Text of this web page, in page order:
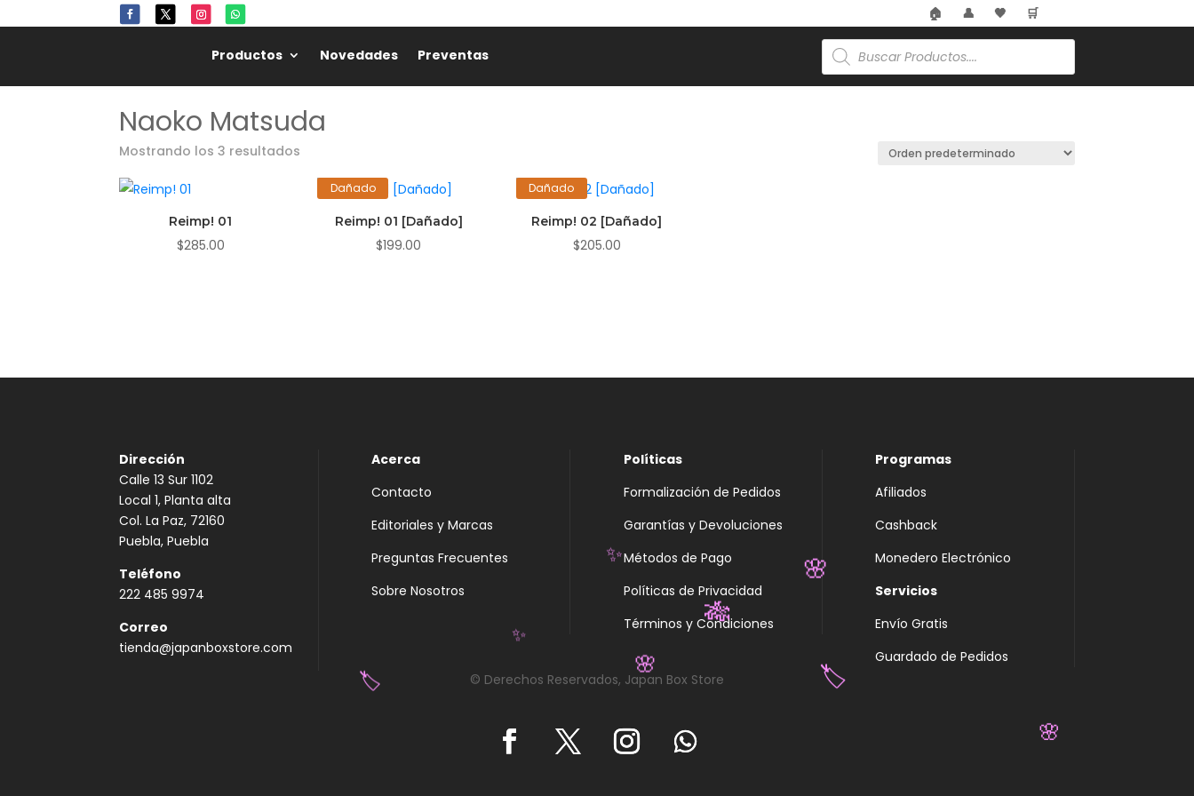
🏠 👤 🖤 🛒
Productos Novedades Preventas
Búsqueda
de
productos
Naoko Matsuda
Mostrando los 3 resultados
Reimp! 01
$285.00
Dañado
Reimp! 01 [Dañado]
$199.00
Dañado
Reimp! 02 [Dañado]
$205.00
Dirección
Calle 13 Sur 1102
Local 1, Planta alta
Col. La Paz, 72160
Puebla, Puebla
Teléfono
222 485 9974
Correo
tienda@japanboxstore.com
Acerca
Contacto
Editoriales y Marcas
Preguntas Frecuentes
Sobre Nosotros
Políticas
Formalización de Pedidos
Garantías y Devoluciones
Métodos de Pago
Políticas de Privacidad
Términos y Condiciones
Programas
Afiliados
Cashback
Monedero Electrónico
Servicios
Envío Gratis
Guardado de Pedidos
© Derechos Reservados, Japan Box Store
🎋
🌸